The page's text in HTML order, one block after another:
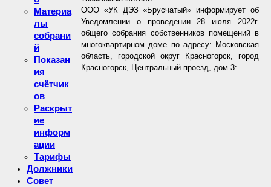
Материа
лы
собрани
й
Показан
ия
счётчик
ов
Раскрыт
ие
информ
ации
Тарифы
Должники
Совет
ООО «УК ДЭЗ «Брусчатый» информирует об
Уведомлении о проведении 28 июля 2022г.
общего собрания собственников помещений в
многоквартирном доме по адресу: Московская
область, городской округ Красногорск, город
Красногорск, Центральный проезд, дом 3: